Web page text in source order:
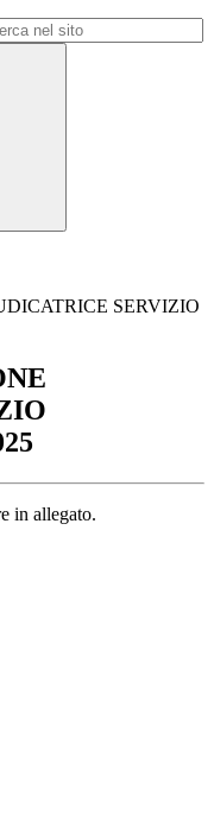
SERVIZIO
in allegato.